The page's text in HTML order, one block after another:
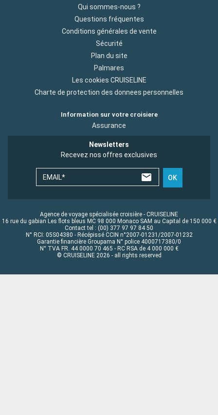
Qui sommes-nous ?
Questions fréquentes
Conditions générales de vente
Sécurité
Plan du site
Palmares
Les cookies CRUISELINE
Charte de protection des donnees personnelles
Information sur votre croisiere
Assurance
Newsletters
Recevez nos offres exclusives
EMAIL* OK
Agence de voyage spécialisée croisière - CRUISELINE
16 rue du gabian Les flots bleus MC 98 000 Monaco SAM au Capital de 150 000 €
Contact tel : (00) 377 97 97 84 50
N° RCI: 05S04380 - Récépissé CCIN n°2007-01231/2007-01232
Garantie financière Groupama N° police 4000717380/0
N° TVA FR. 44 0000 70 465 - RC RSA de 4 000 000 €
© CRUISELINE 2026 - all rights reserved